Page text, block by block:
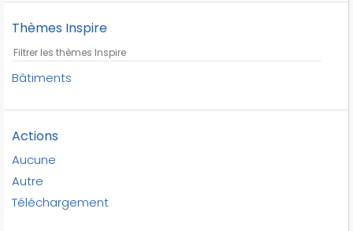
gymnastique
haltérophilie
handball
judo
lutte
natation
pentathlon moderne
rugby
Thèmes Inspire
Bâtiments
Actions
Aucune
Autre
Téléchargement